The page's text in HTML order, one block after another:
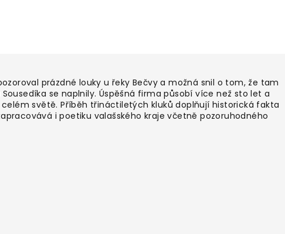
prázdné louky u řeky Bečvy a možná snil o tom, že tam
se naplnily. Úspěšná firma působí více než sto let a
světě. Příběh třináctiletých kluků doplňují historická fakta
i poetiku valašského kraje včetně pozoruhodného